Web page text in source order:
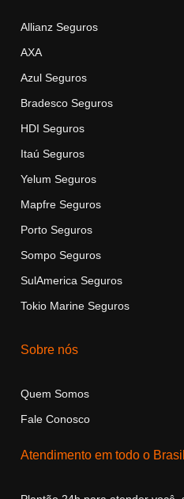
Allianz Seguros
AXA
Azul Seguros
Bradesco Seguros
HDI Seguros
Itaú Seguros
Yelum Seguros
Mapfre Seguros
Porto Seguros
Sompo Seguros
SulAmerica Seguros
Tokio Marine Seguros
Sobre nós
Quem Somos
Fale Conosco
Atendimento em todo o Brasil